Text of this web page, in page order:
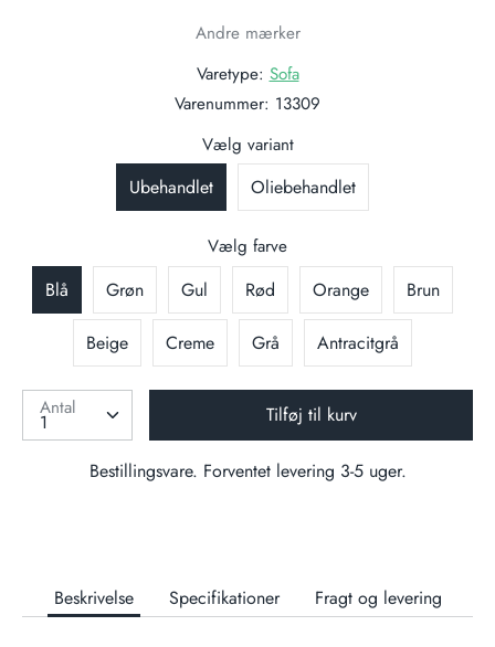
Andre mærker
Varetype: Sofa
Varenummer: 13309
Vælg variant
Ubehandlet Oliebehandlet
Vælg farve
Blå Grøn Gul Rød Orange Brun
Beige Creme Grå Antracitgrå
Antal Tilføj til kurv
Bestillingsvare. Forventet levering 3-5 uger.
Beskrivelse Specifikationer Fragt og levering